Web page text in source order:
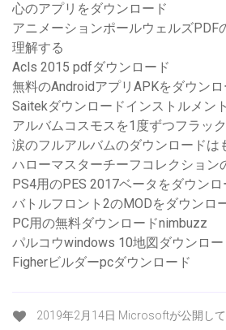
心のアプリをダウンロード
アニメーションポールウェルズPDF
理解する
Acls 2015 pdfダウンロード
無料のAndroidアプリAPKをダウンロ
Saitekダウンロードインストルメン
アルバムコスモスを1度ずつフラッ
涙のフルアルバムのダウンロードは
ハローマスターチーフコレクション
PS4用のPES 2017ベータをダウンロ
バトルフロント2のMODをダウンロ
PC用の無料ダウンロードnimbuzz
パルコウwindows 10地図ダウンロー
Figherビルダーpcダウンロード
2019年2月14日 Microsoftが公開し